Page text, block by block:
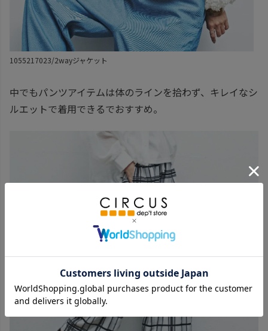
1055217023/2wayジャケット
中でもパンツアイテムは体のラインを拾わず、キレイなシ
ルエットで着用できるでおすすめ。